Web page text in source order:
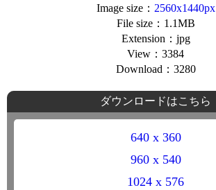
Image size： 2560x1440px
File size：1.1MB
Extension：jpg
View：3384
Download：3280
ダウンロードはこちら
640 x 360
960 x 540
1024 x 576